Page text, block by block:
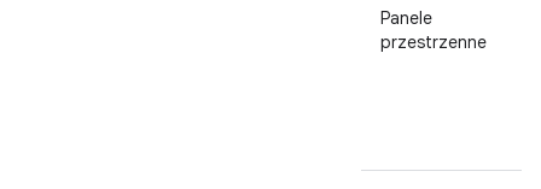
Panele
przestrzenne